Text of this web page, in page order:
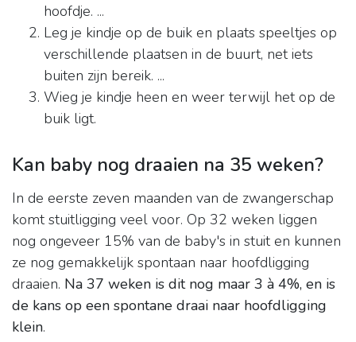
hoofdje. ...
Leg je kindje op de buik en plaats speeltjes op
verschillende plaatsen in de buurt, net iets
buiten zijn bereik. ...
Wieg je kindje heen en weer terwijl het op de
buik ligt.
Kan baby nog draaien na 35 weken?
In de eerste zeven maanden van de zwangerschap
komt stuitligging veel voor. Op 32 weken liggen
nog ongeveer 15% van de baby's in stuit en kunnen
ze nog gemakkelijk spontaan naar hoofdligging
draaien. Na 37 weken is dit nog maar 3 à 4%, en is
de kans op een spontane draai naar hoofdligging
klein.